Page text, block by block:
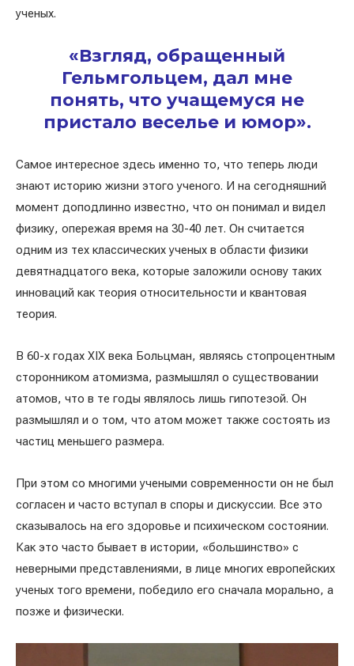
ученых.
«Взгляд, обращенный
Гельмгольцем, дал мне
понять, что учащемуся не
пристало веселье и юмор».
Самое интересное здесь именно то, что теперь люди
знают историю жизни этого ученого. И на сегодняшний
момент доподлинно известно, что он понимал и видел
физику, опережая время на 30-40 лет. Он считается
одним из тех классических ученых в области физики
девятнадцатого века, которые заложили основу таких
инноваций как теория относительности и квантовая
теория.
В 60-х годах XIX века Больцман, являясь стопроцентным
сторонником атомизма, размышлял о существовании
атомов, что в те годы являлось лишь гипотезой. Он
размышлял и о том, что атом может также состоять из
частиц меньшего размера.
При этом со многими учеными современности он не был
согласен и часто вступал в споры и дискуссии. Все это
сказывалось на его здоровье и психическом состоянии.
Как это часто бывает в истории, «большинство» с
неверными представлениями, в лице многих европейских
ученых того времени, победило его сначала морально, а
позже и физически.